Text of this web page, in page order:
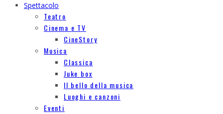
Spettacolo
Teatro
Cinema e TV
CineStory
Musica
Classica
Juke box
Il bello della musica
Luoghi e canzoni
Eventi